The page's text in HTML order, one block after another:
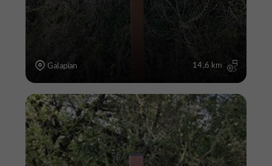
Galapian 14,6 km